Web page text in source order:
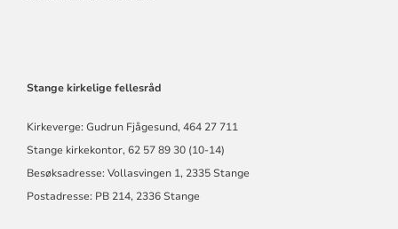
Stange kirkelige fellesråd
Kirkeverge: Gudrun Fjågesund, 464 27 711
Stange kirkekontor, 62 57 89 30 (10-14)
Besøksadresse: Vollasvingen 1, 2335 Stange
Postadresse: PB 214, 2336 Stange